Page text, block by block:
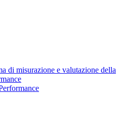
di misurazione e valutazione della